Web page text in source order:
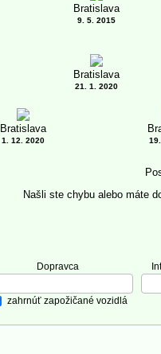
Bratislava
9. 5. 2015
Bratislava
21. 1. 2020
Bratislava
1. 12. 2020
Našli ste chybu alebo máte
Dopravca
zahrnúť zapožičané vozidlá